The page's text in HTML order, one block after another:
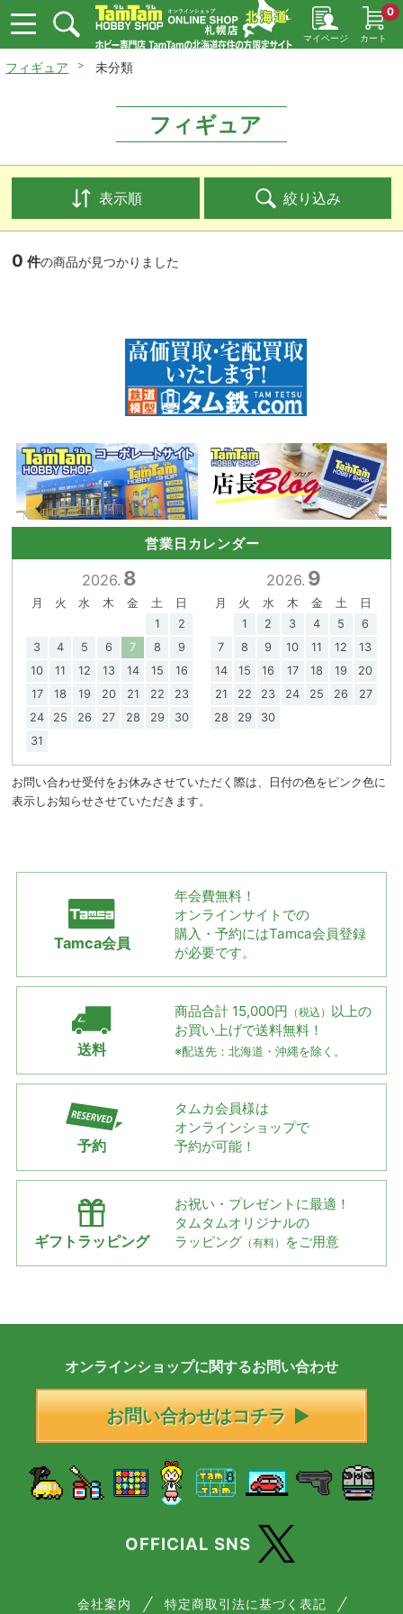
マイページ カート
0
フィギュア 未分類
フィギュア
表示順 絞り込み
0 件の商品が見つかりました
営業日カレンダー
2026. 8
月 火 水 木 金 土
日
1
2
3
4 5 6 7 8
9
10
11 12 13 14 15
16
17
18 19 20 21 22
23
24
25 26 27 28 29
30
31
2026. 9
月 火 水 木 金 土
日
1
2 3 4 5
6
7
8 9 10 11 12
13
14
15 16 17 18 19
20
21
22 23 24 25 26
27
28
29 30
お問い合わせ受付をお休みさせていただく際は、日付の色をピンク色に
表示しお知らせさせていただきます。
Tamca会員
年会費無料！
オンラインサイトでの
購入・予約にはTamca会員登録
が必要です。
送料
商品合計 15,000円 （税込） 以上の
お買い上げで送料無料！
※配送先：北海道・沖縄を除く。
予約
タムカ会員様は
オンラインショップで
予約が可能！
ギフトラッピング
お祝い・プレゼントに最適！
タムタムオリジナルの
ラッピング （有料） をご用意
オンラインショップに関するお問い合わせ
お問い合わせはコチラ
OFFICIAL SNS
会社案内 特定商取引法に基づく表記